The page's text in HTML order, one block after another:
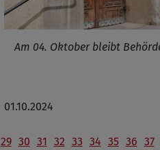
Am 04. Oktober bleibt
01.10.2024
29 30 31 32 33 34 35 36 37